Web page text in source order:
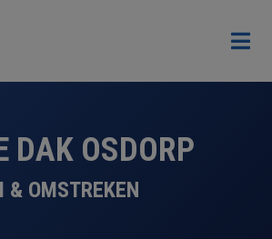

DAK OSDORP
OMSTREKEN